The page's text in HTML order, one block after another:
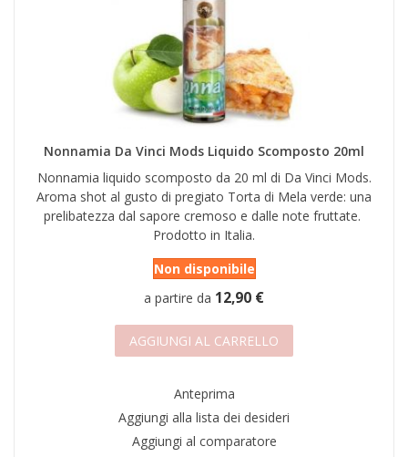
Nonnamia Da Vinci Mods Liquido Scomposto 20ml
Nonnamia liquido scomposto da 20 ml di Da Vinci Mods.
Aroma shot al gusto di pregiato Torta di Mela verde: una
prelibatezza dal sapore cremoso e dalle note fruttate.
Prodotto in Italia.
Non disponibile
a partire da 12,90 €
AGGIUNGI AL CARRELLO
Anteprima
Aggiungi alla lista dei desideri
Aggiungi al comparatore